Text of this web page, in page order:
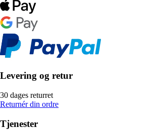
Levering og retur
30 dages returret
Returnér din ordre
Tjenester